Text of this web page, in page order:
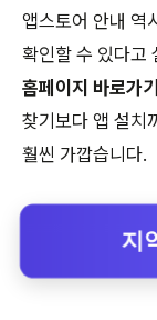
앱스토어 안내 역
확인할 수 있다고
홈페이지 바로가기
찾기보다 앱 설치
훨씬 가깝습니다.
지